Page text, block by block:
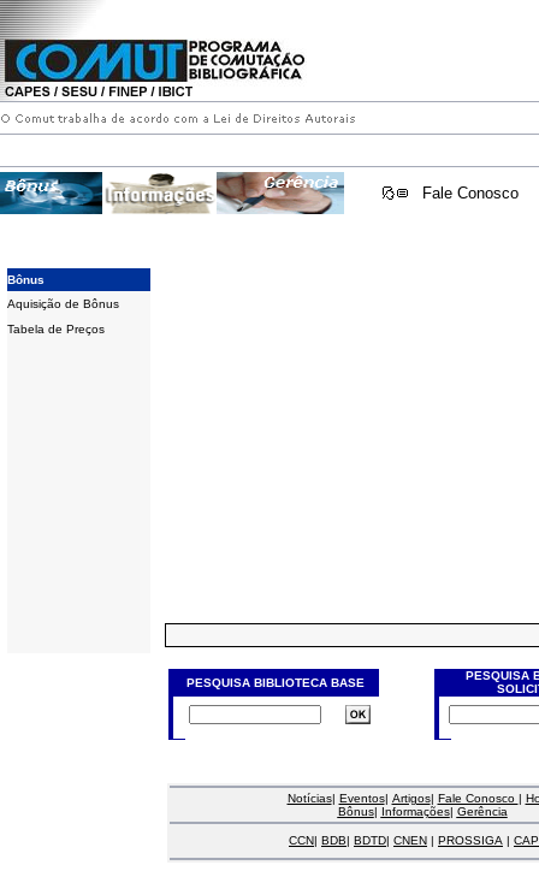
Fale Conosco
Bônus
Aquisição de Bônus
Tabela de Preços
PESQUISA BIBLIOTECA BASE
PESQUISA
Notícias| Eventos| Artigos| Fale Conosco |
Bônus| Informações| Gerência
CCN| BDB| BDTD| CNEN | PROSSIGA |